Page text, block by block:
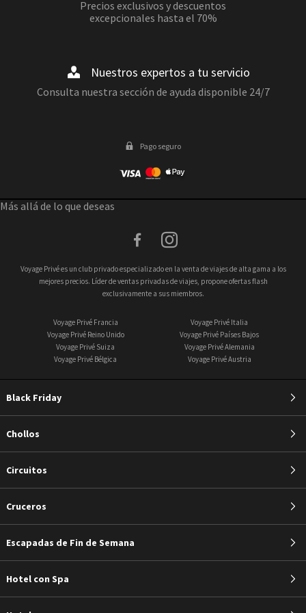
Precios exclusivos y descuentos
excepcionales hasta el 70%
Nuestros expertos a tu servicio
Consulta nuestra sección de ayuda disponible 24/7
Pago seguro
Más allá de lo que deseas
Voyage Privé es un club privado especializado en la venta de viajes de alta gama a los
mejores precios. Líder de ventas privadas de viajes, propone ofertas flash
exclusivamente a sus miembros.
Voyage Privé Francia
Voyage Privé Italia
Voyage Privé Reino Unido
Voyage Privé Países Bajos
Voyage Privé Suiza
Voyage Privé Alemania
Voyage Privé Bélgica
Voyage Privé Austria
Black Friday
Chollos
Circuitos
Cruceros
Escapadas de Fin de Semana
Hotel con Spa